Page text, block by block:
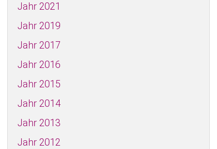
Jahr 2021
Jahr 2019
Jahr 2017
Jahr 2016
Jahr 2015
Jahr 2014
Jahr 2013
Jahr 2012